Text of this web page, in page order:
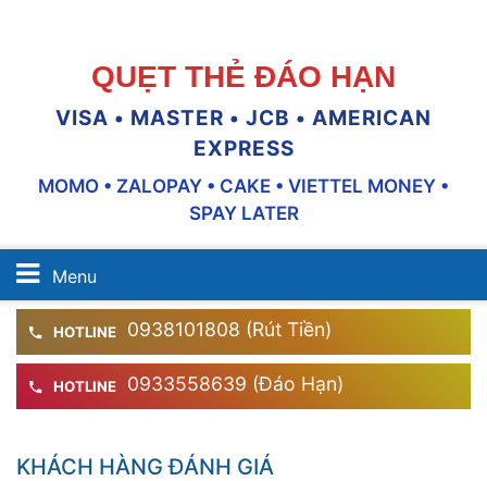
QUẸT THẺ ĐÁO HẠN
VISA • MASTER • JCB • AMERICAN
EXPRESS
MOMO • ZALOPAY • CAKE • VIETTEL MONEY •
SPAY LATER
Menu
HOTLINE 0938101808 (Rút Tiền)
HOTLINE 0933558639 (Đáo Hạn)
KHÁCH HÀNG ĐÁNH GIÁ